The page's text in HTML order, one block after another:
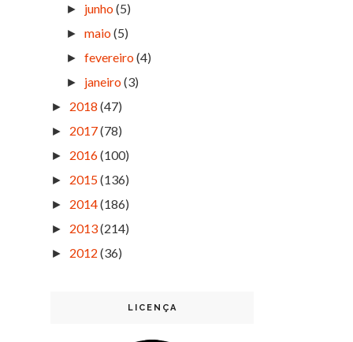
► junho(5)
►maio(5)
►fevereiro(4)
► janeiro(3)
► 2018 (47)
► 2017(78)
► 2016(100)
► 2015(136)
► 2014(186)
► 2013(214)
► 2012 (36)
LICENÇA